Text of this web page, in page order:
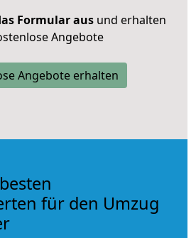
Formular ausund erhalten
Angebote
Angebote erhalten
für den Umzug